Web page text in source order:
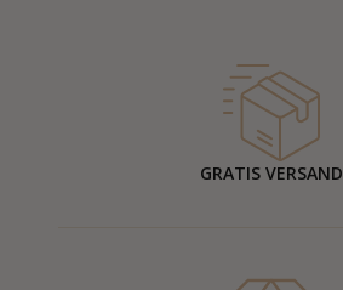
GRATIS VERSAND